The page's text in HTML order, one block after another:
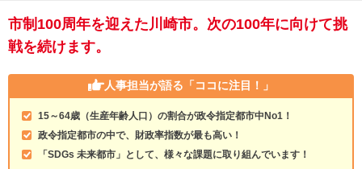
市制100周年を迎えた川崎市。次の100年に向けて挑
戦を続けます。
人事担当が語る 「ココに注目！」
15～64歳（生産年齢人口）の割合が政令指定都市中No1！
政令指定都市の中で、財政率指数が最も高い！
「SDGs 未来都市」として、様々な課題に取り組んでいます！